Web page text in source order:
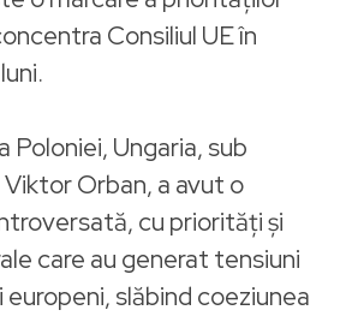
Consiliul UE în
Poloniei, Ungaria, sub
Orban, a avut o
cu priorități și
care au generat tensiuni
slăbind coeziunea